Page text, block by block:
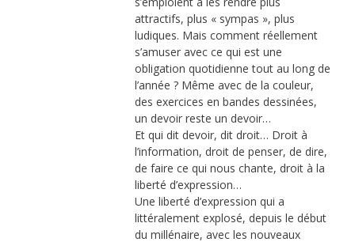
attractifs, plus « sympas », plus
ludiques. Mais comment réellement
s’amuser avec ce qui est une
obligation quotidienne tout au long de
l’année ? Même avec de la couleur,
des exercices en bandes dessinées,
un devoir reste un devoir…
Et qui dit devoir, dit droit… Droit à
l’information, droit de penser, de dire,
de faire ce qui nous chante, droit à la
liberté d’expression…
Une liberté d’expression qui a
littéralement explosé, depuis le début
du millénaire, avec les nouveaux